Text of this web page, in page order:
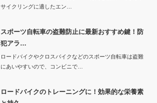
サイクリングに適したエン…
スポーツ自転車の盗難防止に最新おすすめ鍵！防
犯アラ…
ロードバイクやクロスバイクなどのスポーツ自転車は盗難
にあいやすいので、コンビニで…
ロードバイクのトレーニングに！効果的な栄養素